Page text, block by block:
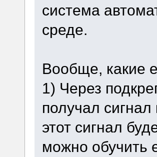
система
среде.
Вообще, какие
1) Через
получал
этот сигнал
можно обучить